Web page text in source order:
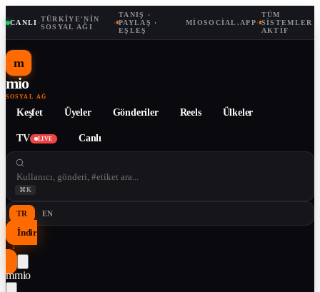
CANLI ·TÜRKIYE'NIN
SOSYAL AĞI
·
TANIŞ ·
PAYLAŞ ·
EŞLEŞ
MIOSOCIAL.APP·
TÜM
SISTEMLER
AKTIF
m
mio
SOSYAL AĞ
Keşfet Üyeler Gönderiler Reels Ülkeler
TV LIVE Canlı
⌘K
TR EN
İndir
↓
mmio